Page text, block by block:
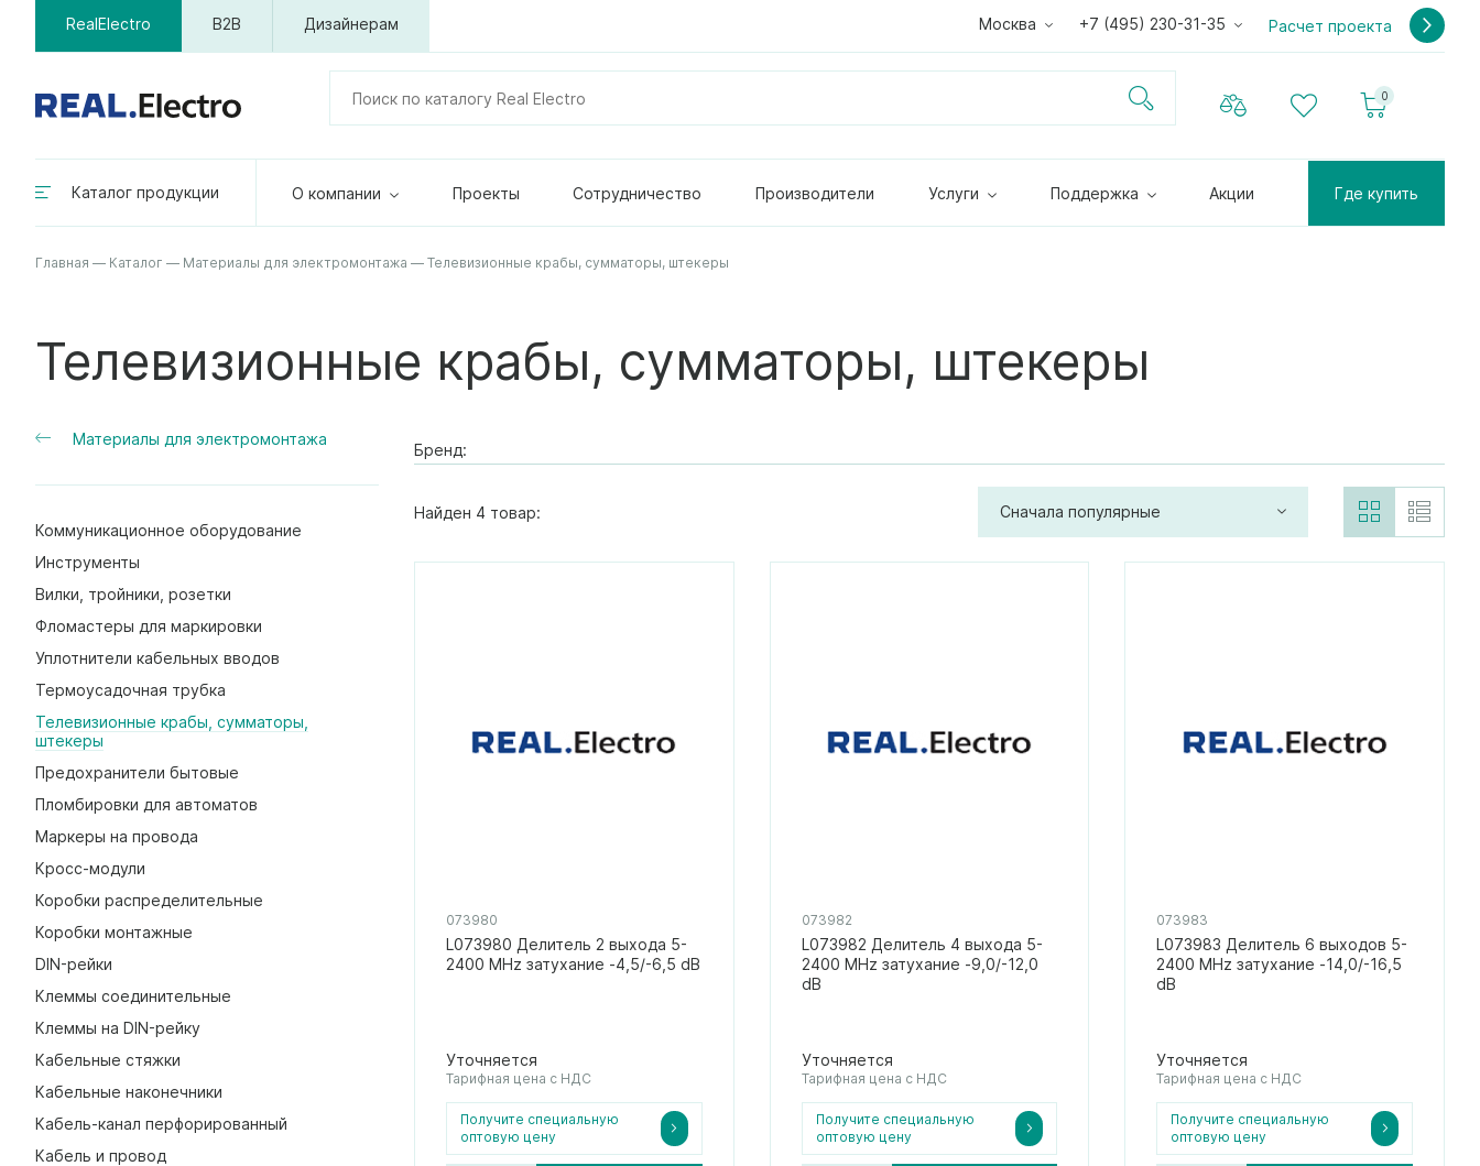
RealElectro B2B Дизайнерам Москва +7 (495) 230-31-35 Расчет проекта
0
Каталог продукции О компании Проекты Сотрудничество Производители Услуги Поддержка Акции Где купить
Главная — Каталог — Материалы для электромонтажа — Телевизионные крабы, сумматоры, штекеры
Телевизионные крабы, сумматоры, штекеры
Материалы для электромонтажа
Коммуникационное оборудование
Инструменты
Вилки, тройники, розетки
Фломастеры для маркировки
Уплотнители кабельных вводов
Термоусадочная трубка
Телевизионные крабы, сумматоры,
штекеры
Предохранители бытовые
Пломбировки для автоматов
Маркеры на провода
Кросс-модули
Коробки распределительные
Коробки монтажные
DIN-рейки
Клеммы соединительные
Клеммы на DIN-рейку
Кабельные стяжки
Кабельные наконечники
Кабель-канал перфорированный
Кабель и провод
Бренд:
Найден 4 товар: Сначала популярные
073980
L073980 Делитель 2 выхода 5-
2400 MHz затухание -4,5/-6,5 dB
Уточняется
Тарифная цена с НДС
Получите специальную
оптовую цену
073982
L073982 Делитель 4 выхода 5-
2400 MHz затухание -9,0/-12,0
dB
Уточняется
Тарифная цена с НДС
Получите специальную
оптовую цену
073983
L073983 Делитель 6 выходов 5-
2400 MHz затухание -14,0/-16,5
dB
Уточняется
Тарифная цена с НДС
Получите специальную
оптовую цену